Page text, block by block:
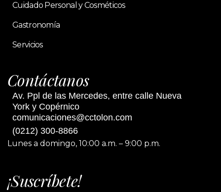
Cuidado Personal y Cosméticos
Gastronomía
Servicios
Contáctanos
Av. Ppl de las Mercedes, entre calle Nueva
York y Copérnico
comunicaciones@cctolon.com
(0212) 300-8866
Lunes a domingo, 10:00 a.m. – 9:00 p.m.
¡Suscríbete!